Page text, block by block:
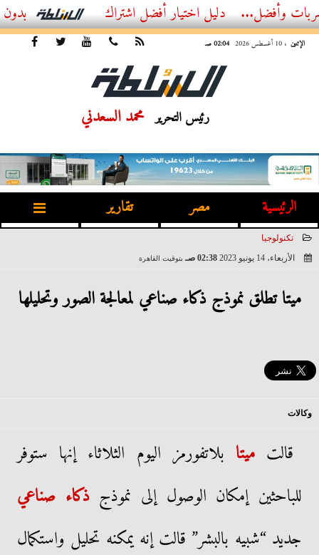
أفضل اشتراك IPTV بدون تقطيع 2026 – دليل المشاهد العصري
الإثنين ، 10 أغسطس 2026 02:04 صـ
رئيس التحرير محمد السعدني
الرئيسية مصر تقارير
تكنولوجيا
الأربعاء، 14 يونيو 2023
02:38 صـ بتوقيت القاهرة
ميتا تطلق نموذج ذكاء صناعي لمعالجة الصور وتحليلها
وكالات
قالتميتا بلاتفورمز اليوم الثلاثاء إنها ستوفر
للباحثين إمكان الوصول إلى نموذجذكاء صناعي
جديد “شبيه بالبشر” قالت إنه يمكنه تحليل واستكمال